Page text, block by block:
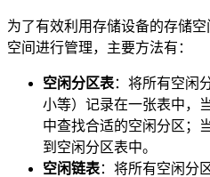
为了有效利用存储设备的存储
空间进行管理，主要方法有：
空闲分区表：将所有空闲
小等）记录在一张表中，
中查找合适的空闲分区；
到空闲分区表中。
空闲链表：将所有空闲分